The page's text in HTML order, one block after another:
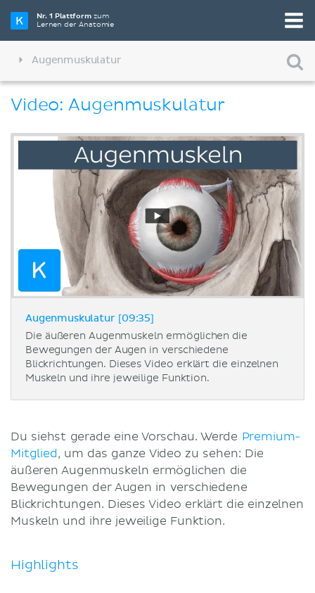
Nr. 1 Plattformzum
Lernen der Anatomie
Augenmuskulatur
Video: Augenmuskulatur
Augenmuskulatur [09:35]
Die äußeren Augenmuskeln ermöglichen die
Bewegungen der Augen in verschiedene
Blickrichtungen. Dieses Video erklärt die einzelnen
Muskeln und ihre jeweilige Funktion.
Du siehst gerade eine Vorschau. Werde Premium-
Mitglied, um das ganze Video zu sehen: Die
äußeren Augenmuskeln ermöglichen die
Bewegungen der Augen in verschiedene
Blickrichtungen. Dieses Video erklärt die einzelnen
Muskeln und ihre jeweilige Funktion.
Highlights